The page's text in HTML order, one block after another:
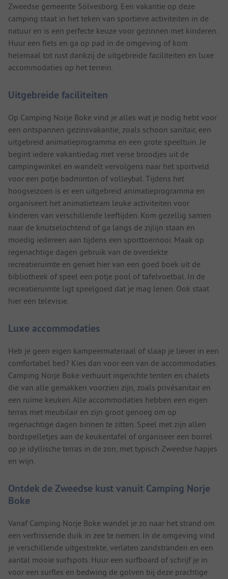
Zweedse gemeente Sölvesborg. Een vakantie op deze
camping staat in het teken van sportieve activiteiten in de
natuur en is een perfecte keuze voor gezinnen met kinderen.
Huur een fiets en ga op pad in de omgeving of kom
helemaal tot rust dankzij de uitgebreide faciliteiten en luxe
accommodaties op het terrein.
Uitgebreide faciliteiten
Op Camping Norje Boke vind je alles wat je nodig hebt voor
een ontspannen gezinsvakantie, zoals schoon sanitair, een
uitgebreid animatieprogramma en een grote speeltuin. Je
begint iedere vakantiedag met verse broodjes uit de
campingwinkel en wandelt vervolgens naar het sportveld
voor een potje badminton of volleybal. Tijdens het
hoogseizoen is er een uitgebreid animatieprogramma en
organiseert het animatieteam leuke activiteiten voor
kinderen van verschillende leeftijden. Kom gezellig samen
naar de knutselochtend of ga langs de zijlijn staan en
moedig iedereen aan tijdens een sporttoernooi. Maak op
regenachtige dagen gebruik van de overdekte
recreatieruimte en geniet hier van een goed boek uit de
bibliotheek of speel een potje pool of tafelvoetbal. In de
recreatieruimte ligt speelgoed dat je mag lenen. Ook staat
hier een televisie.
Luxe accommodaties
Heb je geen eigen kampeermateriaal of slaap je liever in een
comfortabel bed? Kies dan voor een van de accommodaties.
Camping Norje Boke verhuurt ingerichte tenten en chalets
die van alle gemakken voorzien zijn, zoals privésanitair en
een ruime keuken. Alle accommodaties hebben een eigen
terras met meubilair en zijn groot genoeg om op
regenachtige dagen binnen te zitten. Speel met zijn allen
bordspelletjes aan de keukentafel of organiseer een borrel
op je idyllische terras in de zon, met typisch Zweedse hapjes
en wijn.
Ontdek de Zweedse kust vanuit Camping Norje
Boke
Vanaf Camping Norje Boke wandel je zo naar het strand om
een verfrissende duik in zee te nemen. In de omgeving vind
je verschillende uitgestrekte, verlaten zandstranden en een
aantal mooie surfspots. Huur een surfboard of schrijf je in
voor een surfles en bedwing de golven bij deze prachtige